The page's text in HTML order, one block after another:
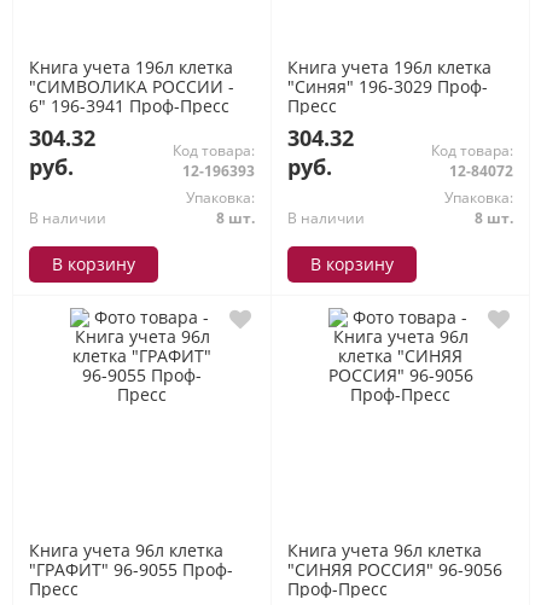
Книга учета 196л клетка
"СИМВОЛИКА РОССИИ -
6" 196-3941 Проф-Пресс
304.32
руб.
Код товара:
12-196393
В наличии
Упаковка:
8 шт.
В корзину
Книга учета 196л клетка
"Синяя" 196-3029 Проф-
Пресс
304.32
руб.
Код товара:
12-84072
В наличии
Упаковка:
8 шт.
В корзину
Книга учета 96л клетка
"ГРАФИТ" 96-9055 Проф-
Пресс
Книга учета 96л клетка
"СИНЯЯ РОССИЯ" 96-9056
Проф-Пресс